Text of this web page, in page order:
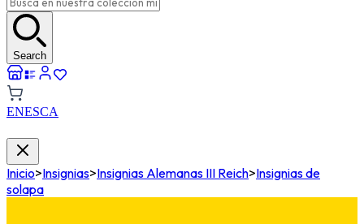
Search
ENESCA
Inicio>Insignias>Insignias Alemanas III Reich>Insignias de
solapa